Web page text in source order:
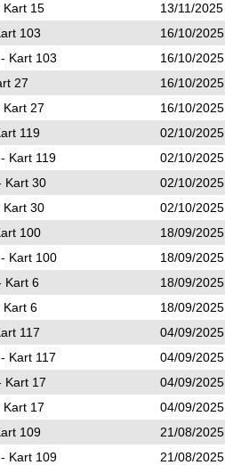
Kart 15
13/11/
103
16/10/
Kart 103
16/10/
27
16/10/
Kart 27
16/10/
119
02/10/
Kart 119
02/10/
Kart 30
02/10/
Kart 30
02/10/
100
18/09/
Kart 100
18/09/
Kart 6
18/09/
Kart 6
18/09/
117
04/09/
Kart 117
04/09/
Kart 17
04/09/
Kart 17
04/09/
109
21/08/
Kart 109
21/08/